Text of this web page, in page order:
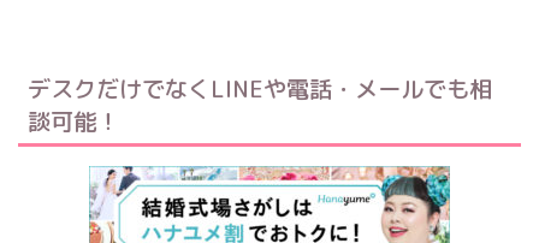
デスクだけでなくLINEや電話・メールでも相
談可能！